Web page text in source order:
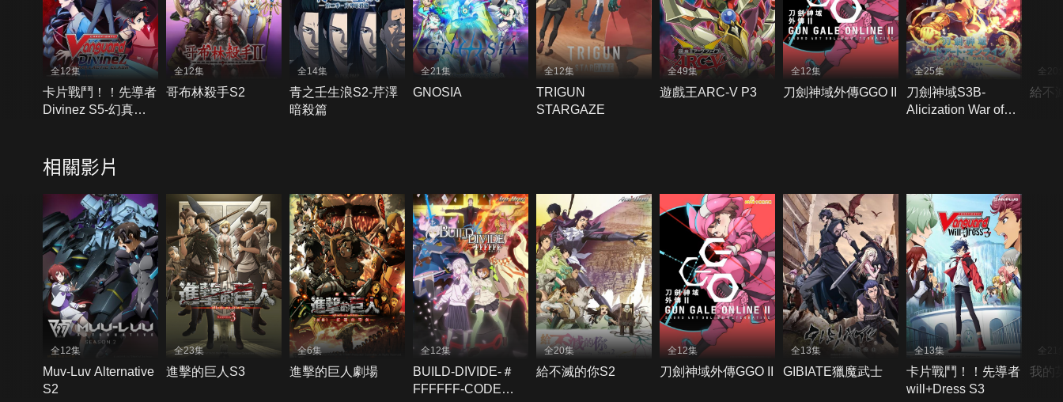
全12集
卡片戰鬥！！先導者
Divinez S5-幻真星
全12集
哥布林殺手S2
全14集
青之壬生浪S2-芹澤
暗殺篇
全21集
GNOSIA
全12集
TRIGUN
STARGAZE
全49集
遊戲王ARC-V P3
全12集
刀劍神域外傳GGO II
全25集
刀劍神域S3B-
Alicization War of
全20
給不
相關影片
全12集
Muv-Luv Alternative
S2
全23集
進擊的巨人S3
全6集
進擊的巨人劇場
全12集
BUILD-DIVIDE-＃
FFFFFF-CODE
全20集
給不滅的你S2
全12集
刀劍神域外傳GGO II
全13集
GIBIATE獵魔武士
全13集
卡片戰鬥！！先導者
will+Dress S3
全21
我的